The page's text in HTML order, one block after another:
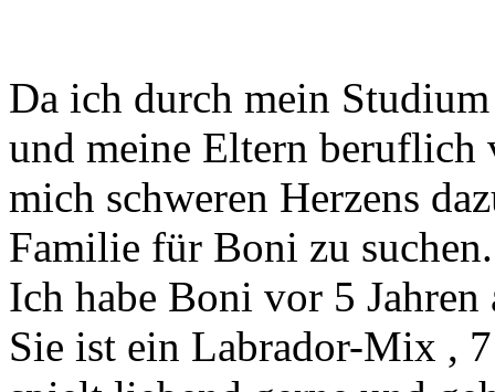
Da ich durch mein
und meine Eltern beruflich
mich schweren Herzens
Familie für Boni zu suchen.
Ich habe Boni vor 5
Sie ist ein Labrador-Mix ,